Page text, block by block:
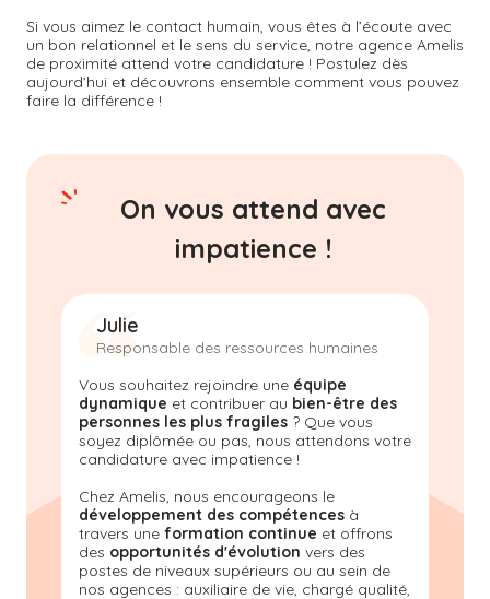
Si vous aimez le contact humain, vous êtes à l’écoute avec
un bon relationnel et le sens du service, notre agence Amelis
de proximité attend votre candidature ! Postulez dès
aujourd’hui et découvrons ensemble comment vous pouvez
faire la différence !
On vous attend avec
impatience !
Julie
Responsable des ressources humaines
Vous souhaitez rejoindre une équipe
dynamique et contribuer au bien-être des
personnes les plus fragiles ? Que vous
soyez diplômée ou pas, nous attendons votre
candidature avec impatience !
Chez Amelis, nous encourageons le
développement des compétences à
travers une formation continue et offrons
des opportunités d'évolution vers des
postes de niveaux supérieurs ou au sein de
nos agences : auxiliaire de vie, chargé qualité,